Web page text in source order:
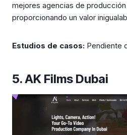
mejores agencias de
proporcionando un valor
Estudios de casos: Pendiente
5. AK Films Dubai